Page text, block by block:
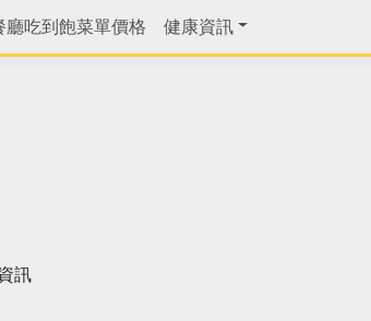
廳吃到飽菜單價格 健康資訊
訊